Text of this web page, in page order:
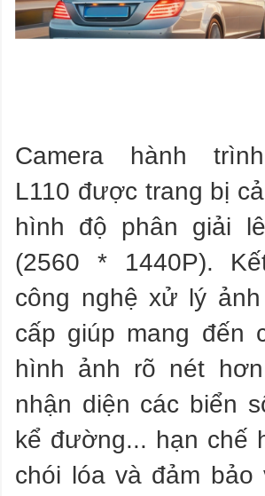
Camera hành
L110 được trang bị
hình độ phân giải
(2560 * 1440P).
công nghệ xử lý
cấp giúp mang đến
hình ảnh rõ nét
nhận diện các biển
kể đường... hạn chế
chói lóa và đảm bảo